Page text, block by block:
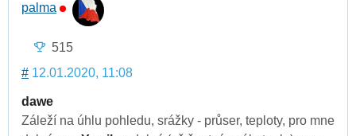
palma
515
# 12.01.2020, 11:08
dawe
Záleží na úhlu pohledu, srážky - průser, teploty, pro mne